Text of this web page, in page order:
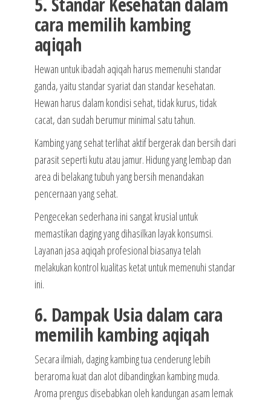
cara memilih kambing
aqiqah
Hewan untuk ibadah aqiqah harus memenuhi standar
ganda, yaitu standar syariat dan standar kesehatan.
Hewan harus dalam kondisi sehat, tidak kurus, tidak
cacat, dan sudah berumur minimal satu tahun.
Kambing yang sehat terlihat aktif bergerak dan bersih dari
parasit seperti kutu atau jamur. Hidung yang lembap dan
area di belakang tubuh yang bersih menandakan
pencernaan yang sehat.
Pengecekan sederhana ini sangat krusial untuk
memastikan daging yang dihasilkan layak konsumsi.
Layanan jasa aqiqah profesional biasanya telah
melakukan kontrol kualitas ketat untuk memenuhi standar
ini.
6. Dampak Usia dalam cara
memilih kambing aqiqah
Secara ilmiah, daging kambing tua cenderung lebih
beraroma kuat dan alot dibandingkan kambing muda.
Aroma prengus disebabkan oleh kandungan asam lemak